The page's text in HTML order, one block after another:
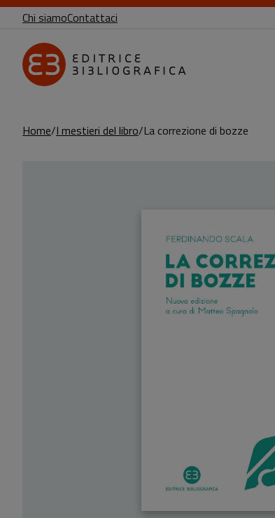
Chi siamoContattaci
Home I mestieri del libro La correzione di bozze